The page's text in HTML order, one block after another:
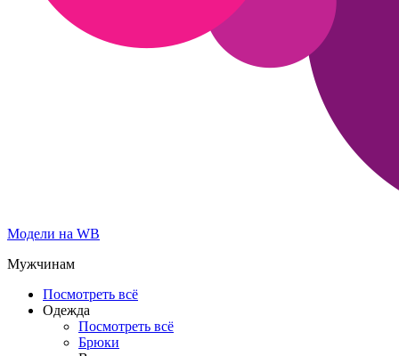
Модели на WB
Мужчинам
Посмотреть всё
Одежда
Посмотреть всё
Брюки